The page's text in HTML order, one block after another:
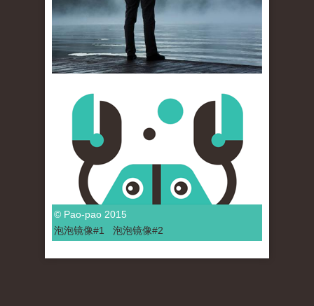
© Pao-pao 2015
泡泡镜像#1 泡泡镜像#2